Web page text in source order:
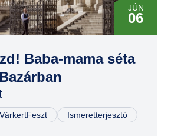
JÚN
06
07
Baba-mama séta
VárkertFeszt
Ismeretterjesztő